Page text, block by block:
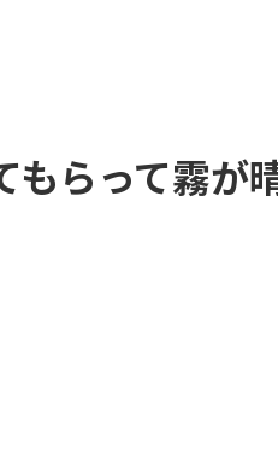
らって霧が